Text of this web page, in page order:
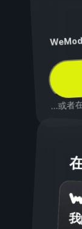
WeMod
...或者